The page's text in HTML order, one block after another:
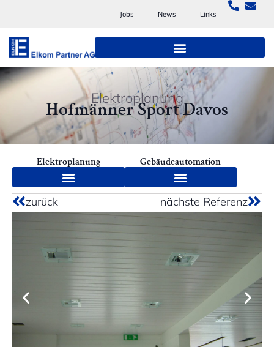
Jobs News Links
Elektroplanung
Hofmänner Sport Davos
Elektroplanung Gebäudeautomation
zurück nächste Referenz